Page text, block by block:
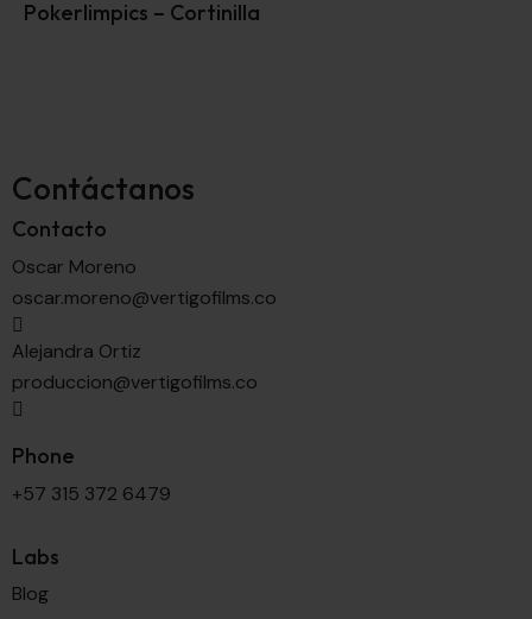
Pokerlimpics – Cortinilla
Contáctanos
Contacto
Oscar Moreno
oscar.moreno@vertigofilms.co
Alejandra Ortiz
produccion@vertigofilms.co
Phone
+57 315 372 6479
Labs
Blog